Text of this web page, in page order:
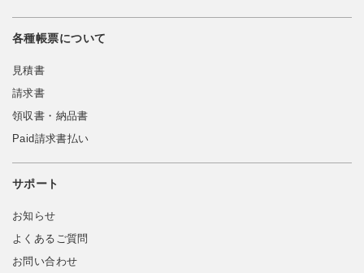
各種帳票について
見積書
請求書
領収書・納品書
Paid請求書払い
サポート
お知らせ
よくあるご質問
お問い合わせ